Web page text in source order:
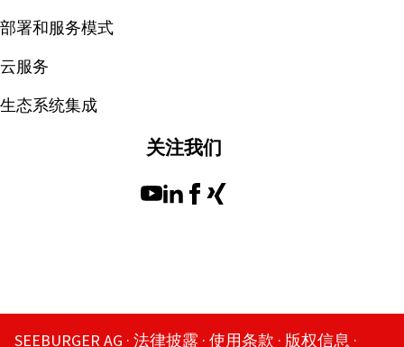
部署和服务模式
云服务
生态系统集成
关注我们
SEEBURGER AG 法律披露 使用条款 版权信息